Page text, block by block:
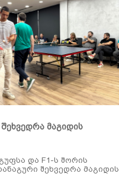
შეხვედრა მაგიდის
და F1-ს შორის
შეხვედრა მაგიდის